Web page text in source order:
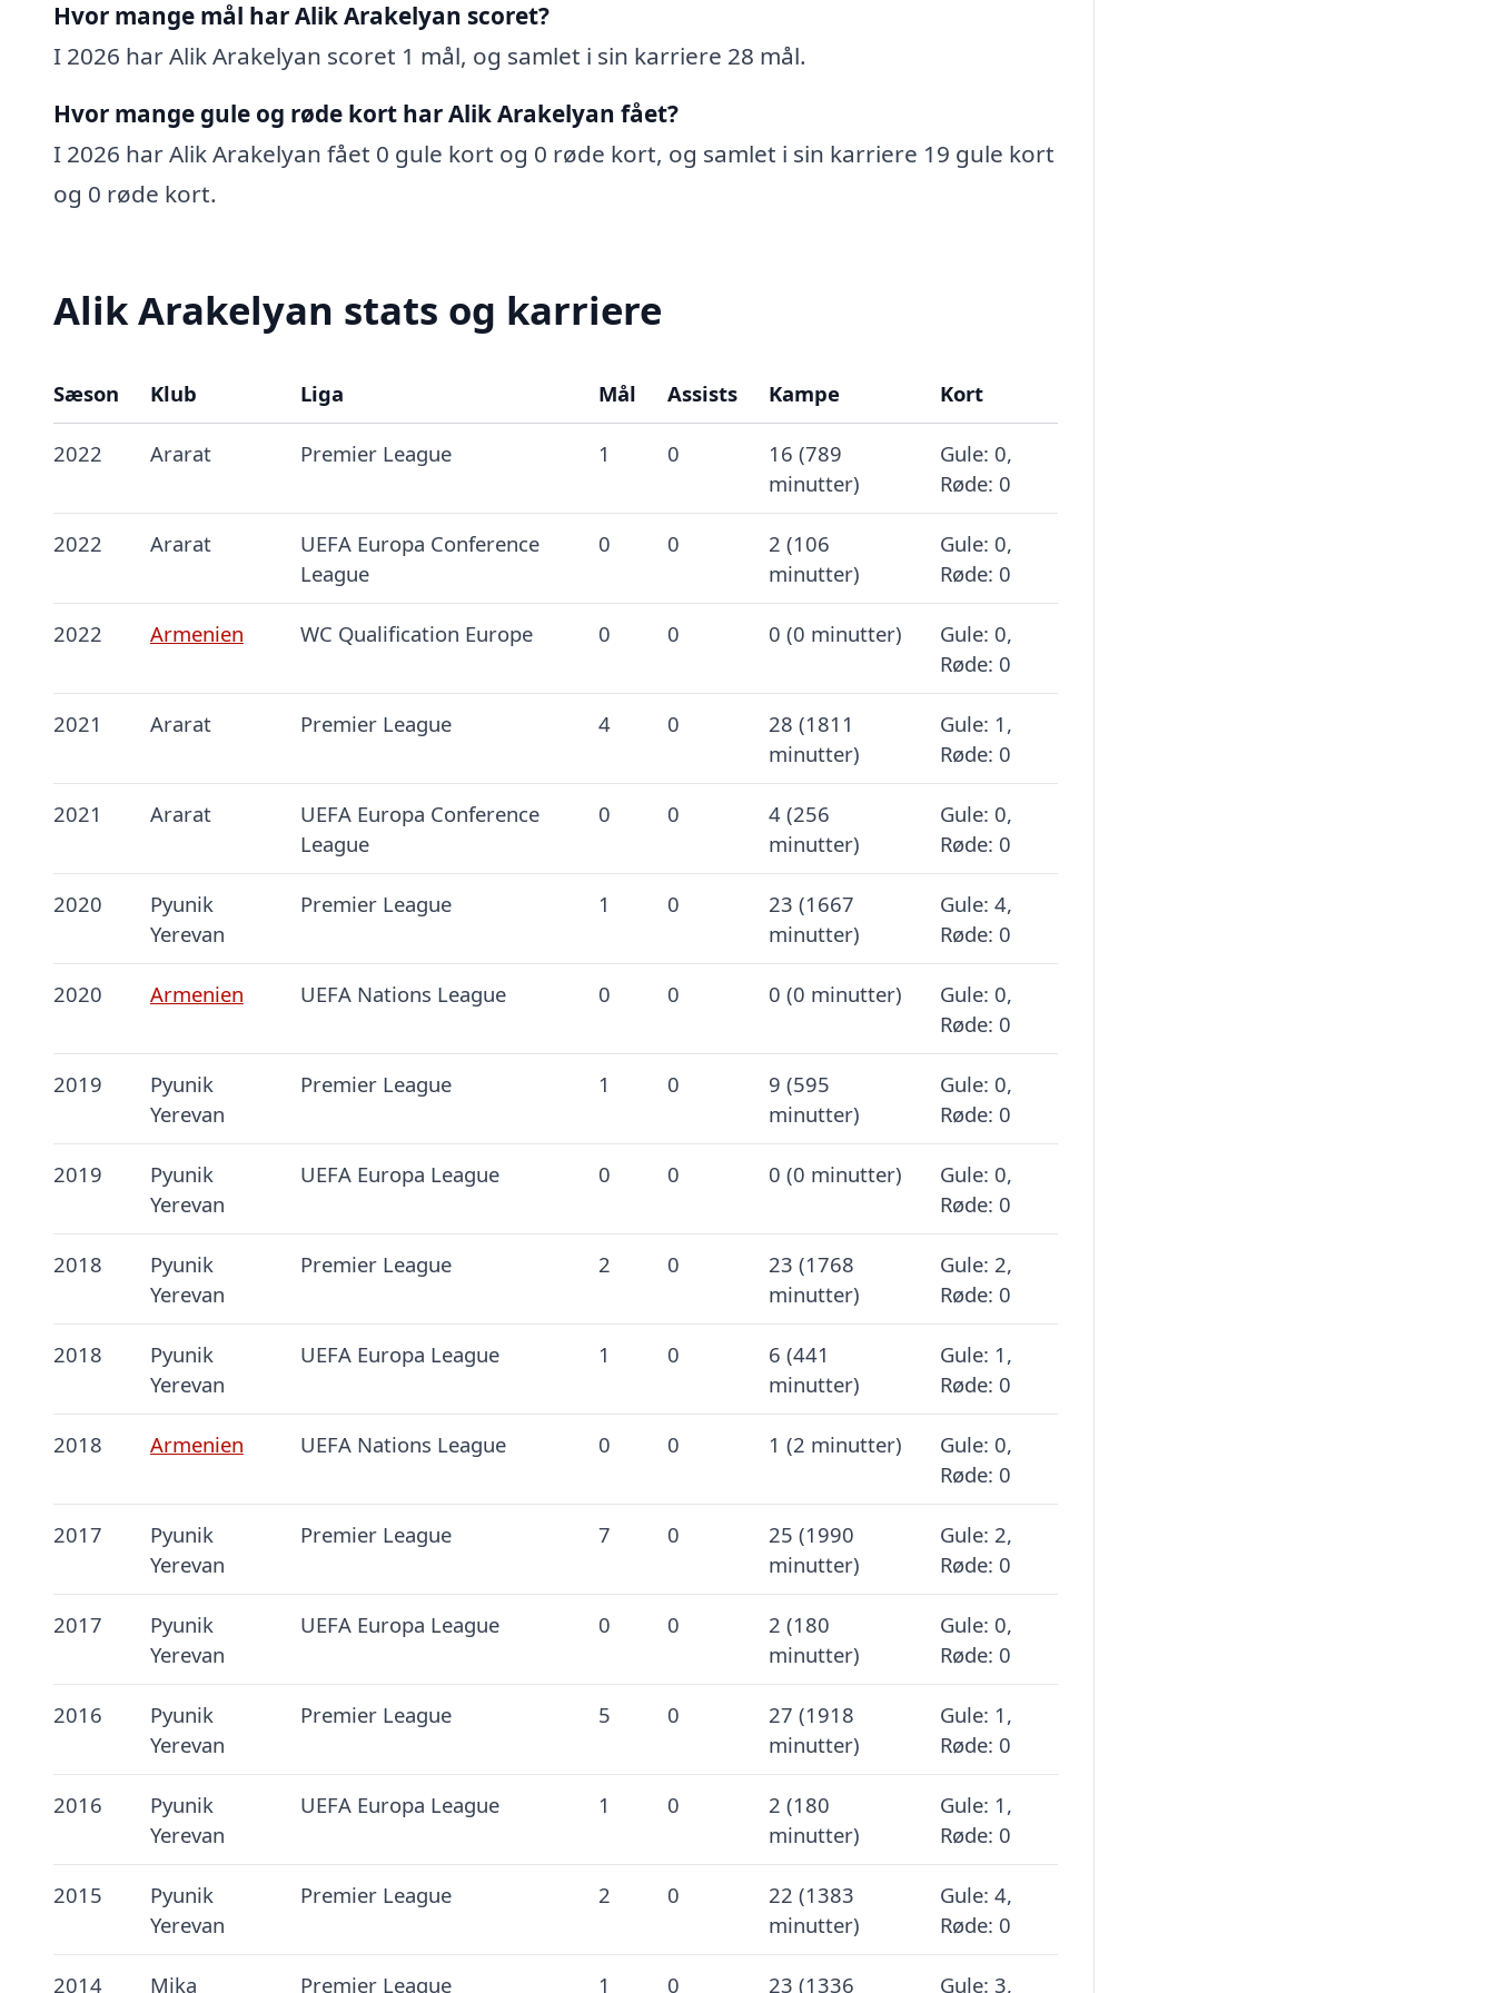
Hvor mange mål har Alik Arakelyan scoret?
I 2026 har Alik Arakelyan scoret 1 mål, og samlet i sin karriere 28 mål.
Hvor mange gule og røde kort har Alik Arakelyan fået?
I 2026 har Alik Arakelyan fået 0 gule kort og 0 røde kort, og samlet i sin karriere 19 gule kort
og 0 røde kort.
Alik Arakelyan stats og karriere
Sæson Klub Liga Mål Assists Kampe Kort
2022 Ararat Premier League 1 0
16 (789
minutter)
Gule: 0,
Røde: 0
2022 Ararat
UEFA Europa Conference
League
0 0
2 (106
minutter)
Gule: 0,
Røde: 0
2022 Armenien WC Qualification Europe 0 0 0 (0 minutter)
Gule: 0,
Røde: 0
2021 Ararat Premier League 4 0
28 (1811
minutter)
Gule: 1,
Røde: 0
2021 Ararat
UEFA Europa Conference
League
0 0
4 (256
minutter)
Gule: 0,
Røde: 0
2020
Pyunik
Yerevan
Premier League 1 0
23 (1667
minutter)
Gule: 4,
Røde: 0
2020 Armenien UEFA Nations League 0 0 0 (0 minutter)
Gule: 0,
Røde: 0
2019
Pyunik
Yerevan
Premier League 1 0
9 (595
minutter)
Gule: 0,
Røde: 0
2019
Pyunik
Yerevan
UEFA Europa League 0 0 0 (0 minutter)
Gule: 0,
Røde: 0
2018
Pyunik
Yerevan
Premier League 2 0
23 (1768
minutter)
Gule: 2,
Røde: 0
2018
Pyunik
Yerevan
UEFA Europa League 1 0
6 (441
minutter)
Gule: 1,
Røde: 0
2018 Armenien UEFA Nations League 0 0 1 (2 minutter)
Gule: 0,
Røde: 0
2017
Pyunik
Yerevan
Premier League 7 0
25 (1990
minutter)
Gule: 2,
Røde: 0
2017
Pyunik
Yerevan
UEFA Europa League 0 0
2 (180
minutter)
Gule: 0,
Røde: 0
2016
Pyunik
Yerevan
Premier League 5 0
27 (1918
minutter)
Gule: 1,
Røde: 0
2016
Pyunik
Yerevan
UEFA Europa League 1 0
2 (180
minutter)
Gule: 1,
Røde: 0
2015
Pyunik
Yerevan
Premier League 2 0
22 (1383
minutter)
Gule: 4,
Røde: 0
2014 Mika Premier League 1 0 23 (1336 Gule: 3,